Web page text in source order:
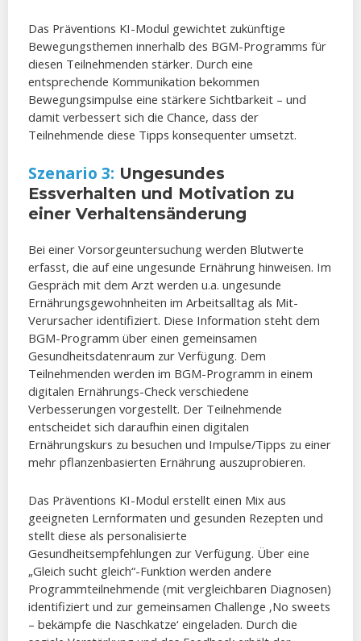
Das Präventions KI-Modul gewichtet zukünftige
Bewegungsthemen innerhalb des BGM-Programms für
diesen Teilnehmenden stärker. Durch eine
entsprechende Kommunikation bekommen
Bewegungsimpulse eine stärkere Sichtbarkeit – und
damit verbessert sich die Chance, dass der
Teilnehmende diese Tipps konsequenter umsetzt.
Szenario 3: Ungesundes
Essverhalten und Motivation zu
einer Verhaltensänderung
Bei einer Vorsorgeuntersuchung werden Blutwerte
erfasst, die auf eine ungesunde Ernährung hinweisen. Im
Gespräch mit dem Arzt werden u.a. ungesunde
Ernährungsgewohnheiten im Arbeitsalltag als Mit-
Verursacher identifiziert. Diese Information steht dem
BGM-Programm über einen gemeinsamen
Gesundheitsdatenraum zur Verfügung. Dem
Teilnehmenden werden im BGM-Programm in einem
digitalen Ernährungs-Check verschiedene
Verbesserungen vorgestellt. Der Teilnehmende
entscheidet sich daraufhin einen digitalen
Ernährungskurs zu besuchen und Impulse/Tipps zu einer
mehr pflanzenbasierten Ernährung auszuprobieren.
Das Präventions KI-Modul erstellt einen Mix aus
geeigneten Lernformaten und gesunden Rezepten und
stellt diese als personalisierte
Gesundheitsempfehlungen zur Verfügung. Über eine
„Gleich sucht gleich“-Funktion werden andere
Programmteilnehmende (mit vergleichbaren Diagnosen)
identifiziert und zur gemeinsamen Challenge ‚No sweets
– bekämpfe die Naschkatze‘ eingeladen. Durch die